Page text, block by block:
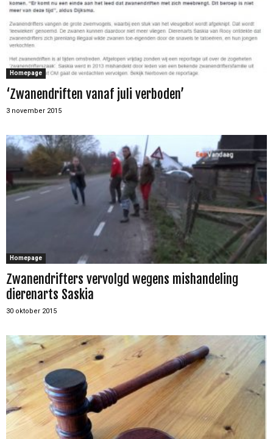
Homepage
‘Zwanendriften vanaf juli verboden’
3 november 2015
Homepage
Zwanendrifters vervolgd wegens mishandeling
dierenarts Saskia
30 oktober 2015